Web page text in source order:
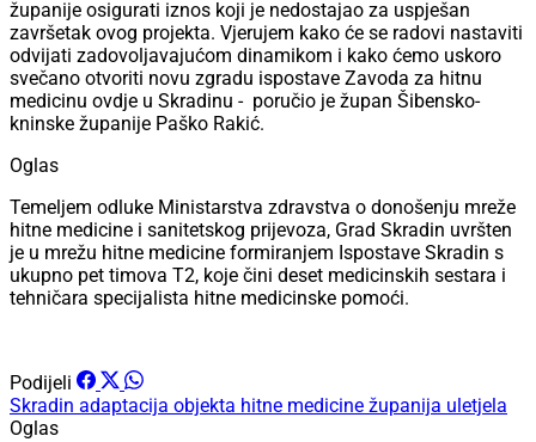
županije osigurati iznos koji je nedostajao za uspješan
završetak ovog projekta. Vjerujem kako će se radovi nastaviti
odvijati zadovoljavajućom dinamikom i kako ćemo uskoro
svečano otvoriti novu zgradu ispostave Zavoda za hitnu
medicinu ovdje u Skradinu - poručio je župan Šibensko-
kninske županije Paško Rakić.
Oglas
Temeljem odluke Ministarstva zdravstva o donošenju mreže
hitne medicine i sanitetskog prijevoza, Grad Skradin uvršten
je u mrežu hitne medicine formiranjem Ispostave Skradin s
ukupno pet timova T2, koje čini deset medicinskih sestara i
tehničara specijalista hitne medicinske pomoći.
Podijeli
Skradin adaptacija objekta hitne medicine županija uletjela
Oglas